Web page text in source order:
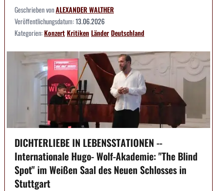
Geschrieben vonALEXANDER WALTHER
Veröffentlichungsdatum:13.06.2026
Kategorien:KonzertKritikenLänderDeutschland
DICHTERLIEBE IN LEBENSSTATIONEN --
Internationale Hugo- Wolf-Akademie: "The Blind
Spot" im Weißen Saal des Neuen Schlosses in
Stuttgart